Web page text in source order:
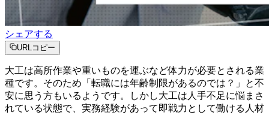
シェアする
URLコピー
大工は高所作業や重いものを運ぶなど体力が必要とされる業
種です。そのため「転職には年齢制限があるのでは？」と不
安に思う方もいるようです。しかし大工は人手不足に悩まさ
れている状態で、実務経験があって即戦力として働ける人材